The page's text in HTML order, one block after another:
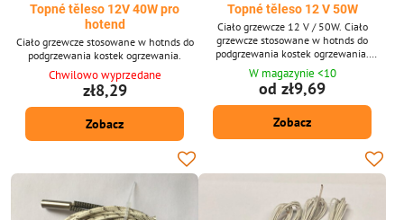
Topné těleso 12V 40W pro
hotend
Ciało grzewcze stosowane w hotnds do
podgrzewania kostek ogrzewania.
Chwilowo wyprzedane
zł8,29
Zobacz
Topné těleso 12 V 50W
Ciało grzewcze 12 V / 50W. Ciało
grzewcze stosowane w hotnds do
podgrzewania kostek ogrzewania.
Opcjonalna długość kabla.
W magazynie <10
od zł9,69
Zobacz